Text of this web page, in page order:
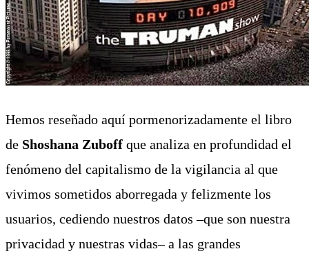
Hemos reseñado aquí pormenorizadamente el libro
de Shoshana Zuboff que analiza en profundidad el
fenómeno del capitalismo de la vigilancia al que
vivimos sometidos aborregada y felizmente los
usuarios, cediendo nuestros datos –que son nuestra
privacidad y nuestras vidas– a las grandes